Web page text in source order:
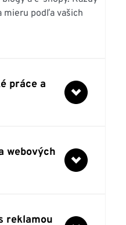
mieru podľa vašich
práce a
ilustrácií a
na podporu
webových
a funkčnosti.
reklamou